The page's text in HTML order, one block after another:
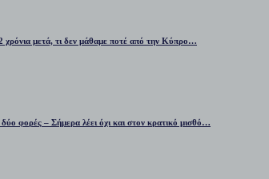
χρόνια μετά, τι δεν μάθαμε ποτέ από την Κύπρο…
φορές – Σήμερα λέει όχι και στον κρατικό μισθό…